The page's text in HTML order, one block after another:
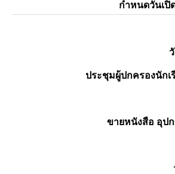
กำหนดวันเปิ
ประชุมผู้ปกครองนักเ
ขายหนังสือ อุป